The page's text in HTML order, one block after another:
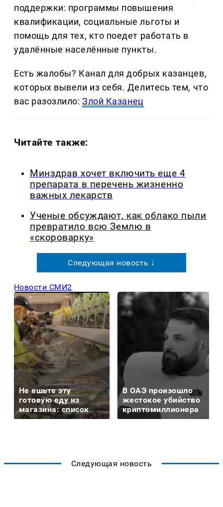
поддержки: программы повышения
квалификации, социальные льготы и
помощь для тех, кто поедет работать в
удалённые населённые пункты.
Есть жалобы? Канал для добрых казанцев,
которых вывели из себя. Делитеcь тем, что
вас разозлило:Злой Казанец
Читайте также:
Минздрав хочет включить еще 4
препарата в перечень жизненно
важных лекарств
Ученые обсуждают, как облако пыли
превратило всю Землю в
«скороварку»
Следующая новость ↓
Новости СМИ2
Не ешьте эту
готовую еду из
магазина: список
В ОАЭ произошло
жестокое убийство
криптомиллионера
Следующая новость